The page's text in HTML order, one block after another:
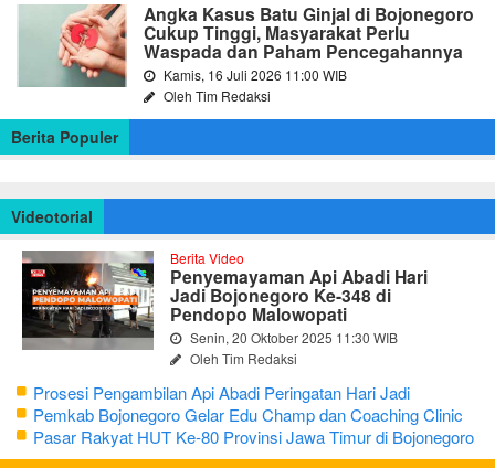
Angka Kasus Batu Ginjal di Bojonegoro
Cukup Tinggi, Masyarakat Perlu
Waspada dan Paham Pencegahannya
Kamis, 16 Juli 2026 11:00 WIB
Oleh Tim Redaksi
Berita Populer
Videotorial
Berita Video
Penyemayaman Api Abadi Hari
Jadi Bojonegoro Ke-348 di
Pendopo Malowopati
Senin, 20 Oktober 2025 11:30 WIB
Oleh Tim Redaksi
Prosesi Pengambilan Api Abadi Peringatan Hari Jadi
Bojonegoro Ke-348
Pemkab Bojonegoro Gelar Edu Champ dan Coaching Clinic
Seni Reog dan Jaranan
Pasar Rakyat HUT Ke-80 Provinsi Jawa Timur di Bojonegoro